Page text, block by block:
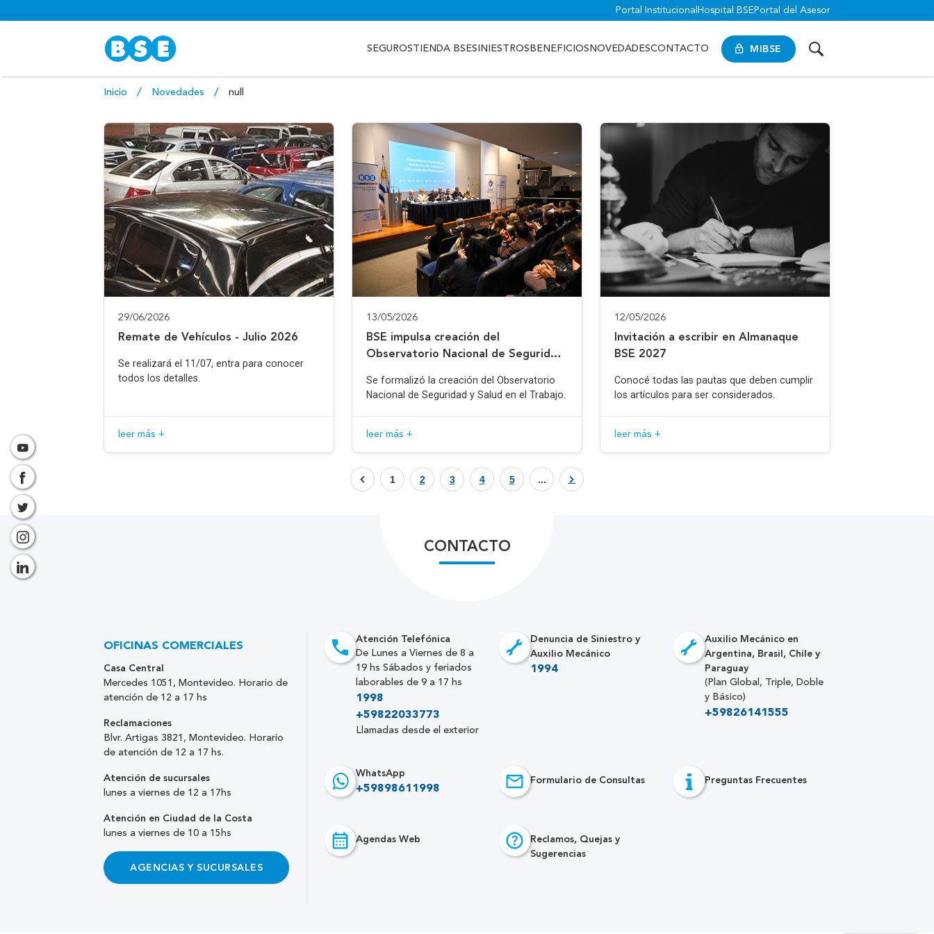
Portal Institucional Hospital BSE Portal del Asesor
MIBSE
SEGUROSTIENDA BSESINIESTROS BENEFICIOS NOVEDADESCONTACTO
Inicio Novedades null
29/06/2026
Remate de Vehículos - Julio 2026
Se realizará el 11/07, entra para conocer
todos los detalles.
leer más +
13/05/2026
BSE impulsa creación del
Observatorio Nacional de Seguridad
Se formalizó la creación del Observatorio
Nacional de Seguridad y Salud en el Trabajo.
leer más +
12/05/2026
Invitación a escribir en Almanaque
BSE 2027
Conocé todas las pautas que deben cumplir
los artículos para ser considerados.
leer más +
1 2 3 4 5 ...
CONTACTO
Atención Telefónica
De Lunes a Viernes de 8 a
19 hs Sábados y feriados
laborables de 9 a 17 hs
1998
+59822033773
Llamadas desde el exterior
Denuncia de Siniestro y
Auxilio Mecánico
1994
Auxilio Mecánico en
Argentina, Brasil, Chile y
Paraguay
(Plan Global, Triple, Doble
y Básico)
+59826141555
WhatsApp
+59898611998
Formulario de Consultas Preguntas Frecuentes
Agendas Web
Reclamos, Quejas y
Sugerencias
OFICINAS COMERCIALES
Casa Central
Mercedes 1051, Montevideo. Horario de
atención de 12 a 17 hs
Reclamaciones
Blvr. Artigas 3821, Montevideo. Horario
de atención de 12 a 17 hs.
Atención de sucursales
lunes a viernes de 12 a 17hs
Atención en Ciudad de la Costa
lunes a viernes de 10 a 15hs
AGENCIAS Y SUCURSALES